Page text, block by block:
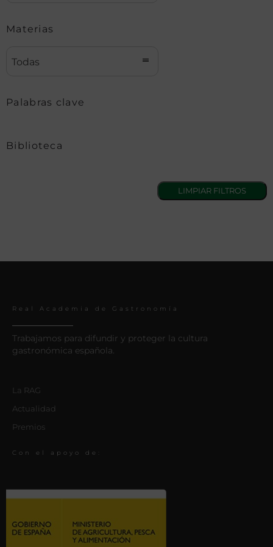
Materias
Todas
Palabras clave
Biblioteca
Real Academia de Gastronomía
Trabajamos para difundir y proteger la cultura
gastronómica española.
La RAG
Actualidad
Premios
Con el apoyo de: